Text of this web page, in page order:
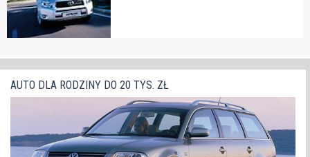
AUTO DLA RODZINY DO 20 TYS. ZŁ